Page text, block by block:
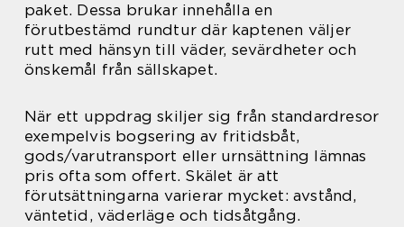
paket. Dessa brukar innehålla en
förutbestämd rundtur där kaptenen väljer
rutt med hänsyn till väder, sevärdheter och
önskemål från sällskapet.
När ett uppdrag skiljer sig från standardresor
exempelvis bogsering av fritidsbåt,
gods/varutransport eller urnsättning lämnas
pris ofta som offert. Skälet är att
förutsättningarna varierar mycket: avstånd,
väntetid, väderläge och tidsåtgång.